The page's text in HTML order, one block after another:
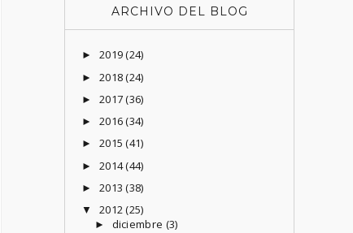
ARCHIVO DEL BLOG
► 2019(24)
► 2018(24)
► 2017(36)
► 2016(34)
► 2015(41)
► 2014(44)
► 2013(38)
▼ 2012(25)
► diciembre (3)